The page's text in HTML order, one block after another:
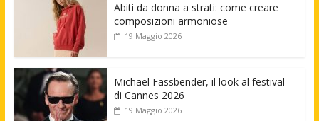
Abiti da donna a strati: come creare
composizioni armoniose
19 Maggio 2026
Michael Fassbender, il look al festival
di Cannes 2026
19 Maggio 2026